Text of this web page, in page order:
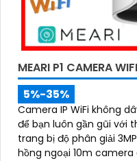
MEARI P1 CAMERA
5%-35%
Camera IP WiFi không
để bạn luôn gần gũi với
trang bị độ phân giải
hồng ngoại 10m